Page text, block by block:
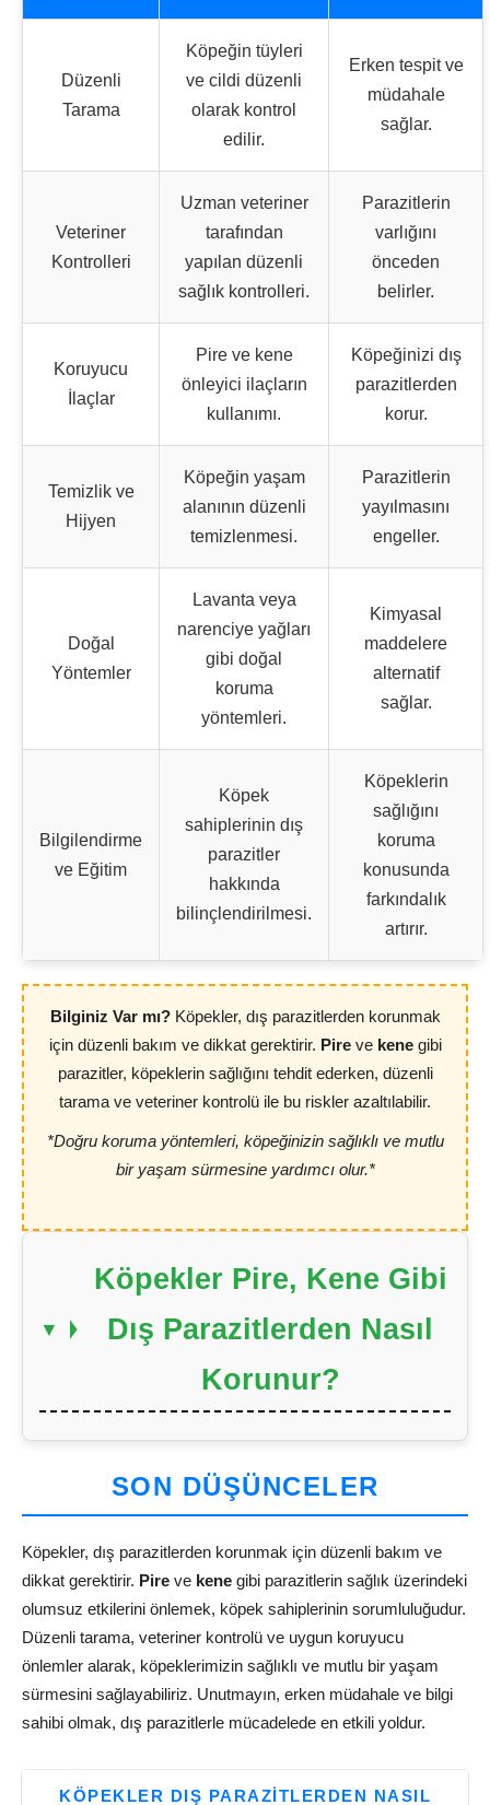
Düzenli
Tarama
Köpeğin tüyleri
ve cildi düzenli
olarak kontrol
edilir.
Erken tespit ve
müdahale
sağlar.
Veteriner
Kontrolleri
Uzman veteriner
tarafından
yapılan düzenli
sağlık kontrolleri.
Parazitlerin
varlığını
önceden
belirler.
Koruyucu
İlaçlar
Pire ve kene
önleyici ilaçların
kullanımı.
Köpeğinizi dış
parazitlerden
korur.
Temizlik ve
Hijyen
Köpeğin yaşam
alanının düzenli
temizlenmesi.
Parazitlerin
yayılmasını
engeller.
Doğal
Yöntemler
Lavanta veya
narenciye yağları
gibi doğal
koruma
yöntemleri.
Kimyasal
maddelere
alternatif
sağlar.
Bilgilendirme
ve Eğitim
Köpek
sahiplerinin dış
parazitler
hakkında
bilinçlendirilmesi.
Köpeklerin
sağlığını
koruma
konusunda
farkındalık
artırır.
Bilginiz Var mı?Köpekler, dış parazitlerden korunmak
için düzenli bakım ve dikkat gerektirir. Pireve kenegibi
parazitler, köpeklerin sağlığını tehdit ederken, düzenli
tarama ve veteriner kontrolü ile bu riskler azaltılabilir.
*Doğru koruma yöntemleri, köpeğinizin sağlıklı ve mutlu
bir yaşam sürmesine yardımcı olur.*
Köpekler Pire, Kene Gibi
Dış Parazitlerden Nasıl
Korunur?
SON DÜŞÜNCELER
Köpekler, dış parazitlerden korunmak için düzenli bakım ve
dikkat gerektirir. Pire ve kene gibi parazitlerin sağlık üzerindeki
olumsuz etkilerini önlemek, köpek sahiplerinin sorumluluğudur.
Düzenli tarama, veteriner kontrolü ve uygun koruyucu
önlemler alarak, köpeklerimizin sağlıklı ve mutlu bir yaşam
sürmesini sağlayabiliriz. Unutmayın, erken müdahale ve bilgi
sahibi olmak, dış parazitlerle mücadelede en etkili yoldur.
KÖPEKLER DIŞ PARAZITLERDEN NASIL